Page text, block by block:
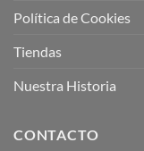
Política de Cookies
Tiendas
Nuestra Historia
CONTACTO